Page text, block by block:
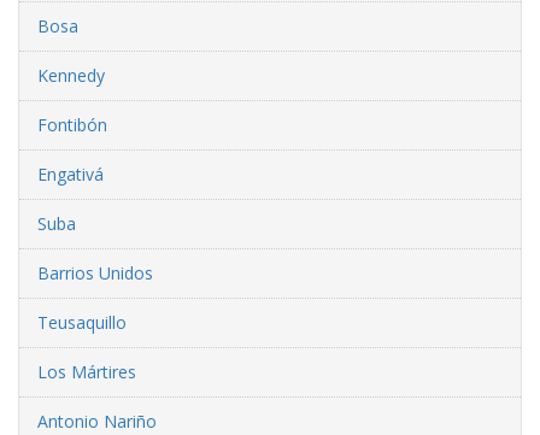
Bosa
Kennedy
Fontibón
Engativá
Suba
Barrios Unidos
Teusaquillo
Los Mártires
Antonio Nariño